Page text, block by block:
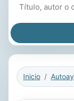
Inicio